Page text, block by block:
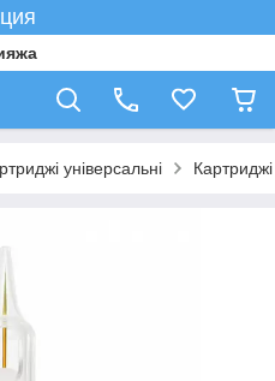
універсальні